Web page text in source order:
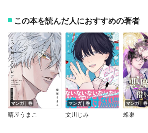
この本を読んだ人におすすめの著者
マンガ｜巻
晴屋うまこ
マンガ｜巻
文川じみ
マンガ｜巻
蜂巣